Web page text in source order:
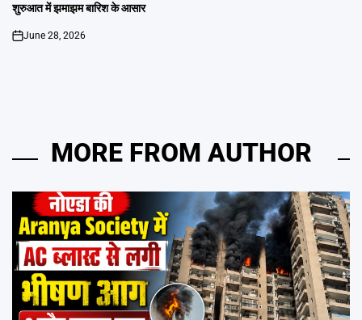
शुरुआत में झमाझम बारिश के आसार
on
June 28, 2026
MORE FROM AUTHOR